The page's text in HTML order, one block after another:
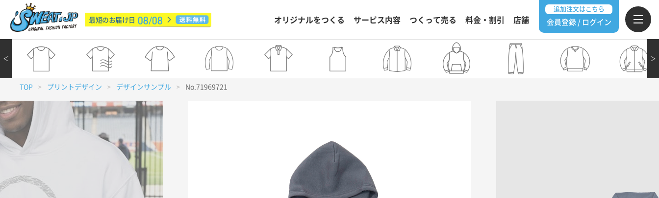
最短のお届け日 08/08 オリジナルをつくる サービス内容 つくって売る 料金・割引 店舗
追加注文はこちら
会員登録 / ログイン
＞
＜
TOP > プリントデザイン > デザインサンプル > No.71969721